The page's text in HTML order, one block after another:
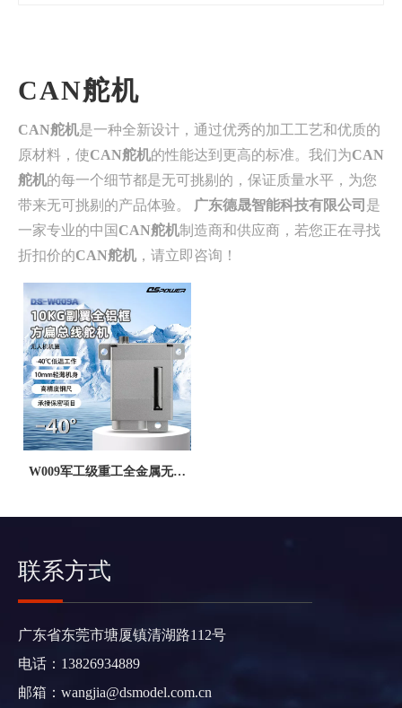
CAN舵机
CAN舵机是一种全新设计，通过优秀的加工工艺和优质的
原材料，使CAN舵机的性能达到更高的标准。我们为CAN
舵机的每一个细节都是无可挑剔的，保证质量水平，为您
带来无可挑剔的产品体验。
广东德晟智能科技有限公司 是
一家专业的中国 CAN舵机制造商和供应商，若您正在寻找
折扣价的CAN舵机 ，请立即咨询！
W009军工级重工全金属无人
联系方式
广东省东莞市塘厦镇清湖路112号
电话：13826934889
邮箱： wangjia@dsmodel.com.cn